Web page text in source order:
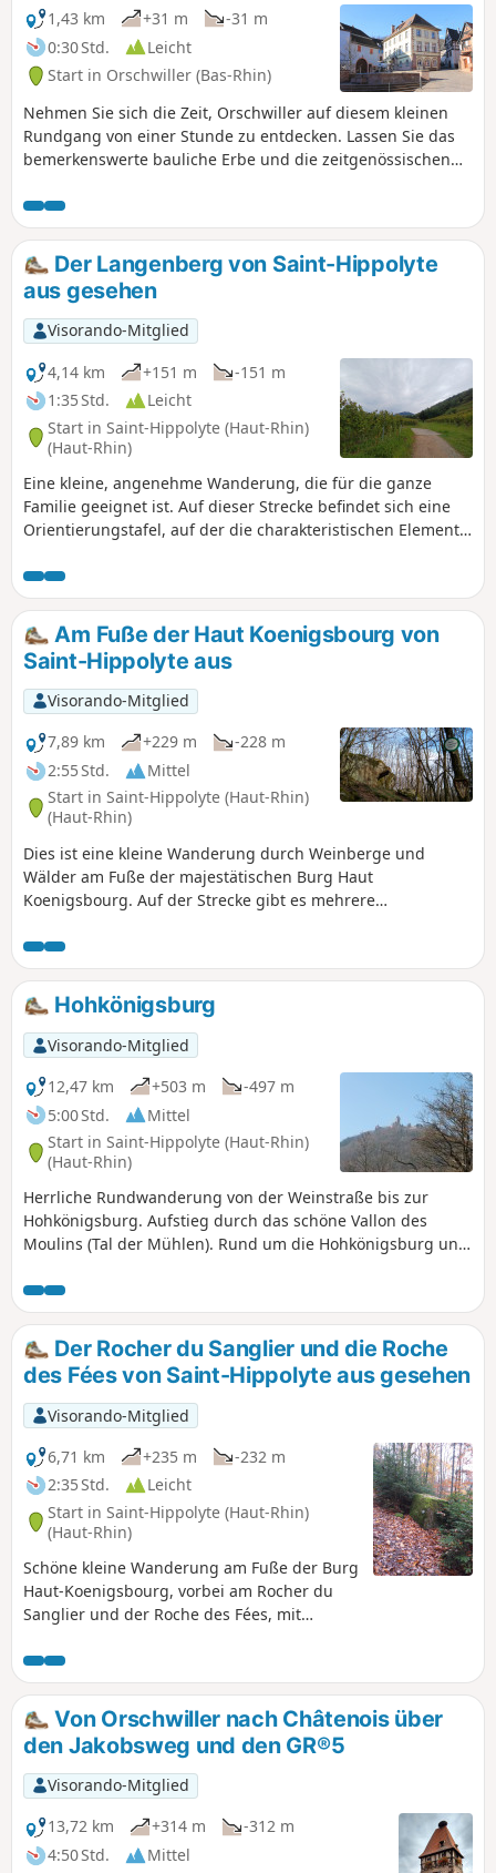
1,43 km
+31 m
-31 m
0:30 Std.
Leicht
Start in Orschwiller (Bas-Rhin)
Nehmen Sie sich die Zeit, Orschwiller auf diesem kleinen
Rundgang von einer Stunde zu entdecken. Lassen Sie das
bemerkenswerte bauliche Erbe und die zeitgenössischen
wirken.
Der Langenberg von Saint-Hippolyte
aus gesehen
Visorando-Mitglied
4,14 km
+151 m
-151 m
1:35 Std.
Leicht
Start in Saint-Hippolyte (Haut-Rhin)
(Haut-Rhin)
Eine kleine, angenehme Wanderung, die für die ganze
Familie geeignet ist. Auf dieser Strecke befindet sich eine
Orientierungstafel, auf der die charakteristischen Elemente
erkennen sind. Nach der Orientierungstafel führt die
Strecke über den Weg des ehemaligen Weinbergs, der von
alten Trockenmauern gesäumt ist, durch einen alten Wald
führt und einen Blick auf die Haut-Koenigsbourg bietet.
Am Fuße der Haut Koenigsbourg von
Saint-Hippolyte aus
Visorando-Mitglied
7,89 km
+229 m
-228 m
2:55 Std.
Mittel
Start in Saint-Hippolyte (Haut-Rhin)
(Haut-Rhin)
Dies ist eine kleine Wanderung durch Weinberge und
Wälder am Fuße der majestätischen Burg Haut
Koenigsbourg. Auf der Strecke gibt es mehrere
die Fontaine du Chevreuil, den Grenzstein von 1791 und
den ehemaligen mittelalterlichen Weinberg. Sehr schöne
Aussicht vom Orientierungstisch. Die Wanderung ist nicht
als „leicht” eingestuft, da der Abstieg durch den
ehemaligen Weinberg recht steil ist.
Hohkönigsburg
Visorando-Mitglied
12,47 km
+503 m
-497 m
5:00 Std.
Mittel
Start in Saint-Hippolyte (Haut-Rhin)
(Haut-Rhin)
Herrliche Rundwanderung von der Weinstraße bis zur
Hohkönigsburg. Aufstieg durch das schöne Vallon des
Moulins (Tal der Mühlen). Rund um die Hohkönigsburg und
auf die elsässische Tiefebene und den Schwarzwald
(Orientierungstafel) Der Burghof ist kostenlos zugänglich.
Zögern Sie nicht, bei (6) oder (7) einen Abstecher zu
machen.Der Rocher du Sanglier und die Roche
des Fées von Saint-Hippolyte aus gesehen
Visorando-Mitglied
6,71 km
+235 m
-232 m
2:35 Std.
Leicht
Start in Saint-Hippolyte (Haut-Rhin)
(Haut-Rhin)
Schöne kleine Wanderung am Fuße der Burg
Haut-Koenigsbourg, vorbei am Rocher du
Sanglier und der Roche des Fées, mit
Moulins.
Von Orschwiller nach Châtenois über
den Jakobsweg und den GR®5
Visorando-Mitglied
13,72 km
+314 m
-312 m
4:50 Std.
Mittel